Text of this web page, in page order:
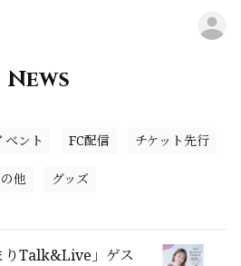
News
ベント FC配信 チケット先行
他 グッズ
りTalk&Live」ゲス